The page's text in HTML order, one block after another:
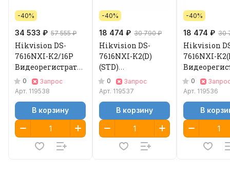
-40%
34 533 ₽ 57 555 ₽
Hikvision DS-
7616NXI-K2/16P
Видеорегистратор
IP 0
Запрос
Арт. 119538
В корзину
-40%
18 474 ₽ 30 790 ₽
Hikvision DS-
7616NXI-K2(D)
(STD)
Видеорегистратор
IP
0
Запрос
Арт. 119537
В корзину
-40%
18 474 ₽ 30
Hikvision
7616NXI-
IP 0
Арт. 119536
В